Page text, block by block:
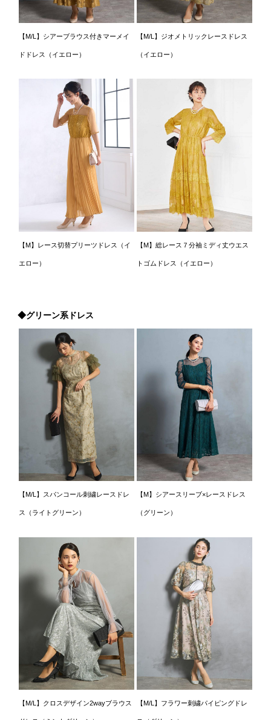
【M/L】シアーブラウス付きマーメイ
ドドレス（イエロー）
【M/L】ジオメトリックレースドレス
（イエロー）
【M】レース切替プリーツドレス（イ
エロー）
【M】総レース７分袖ミディ丈ウエス
トゴムドレス（イエロー）
◆グリーン系ドレス
【M/L】スパンコール刺繍レースドレ
ス（ライトグリーン）
【M】シアースリーブ×レースドレス
（グリーン）
【M/L】クロスデザイン2wayブラウス 【M/L】フラワー刺繍パイピングドレ